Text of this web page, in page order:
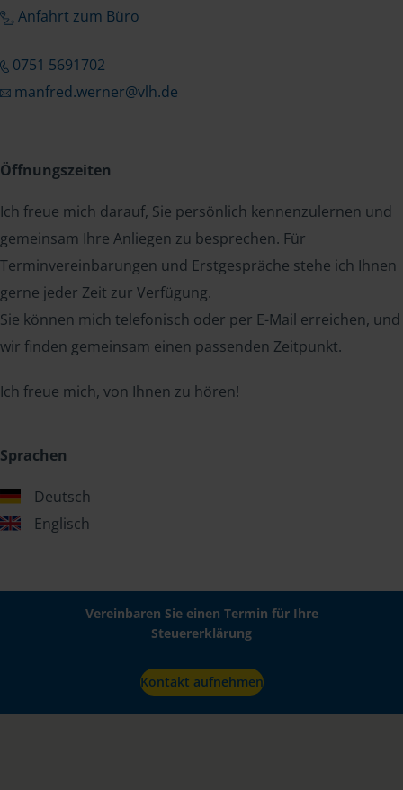
Anfahrt zum Büro
0751 5691702
manfred.werner@vlh.de
Öffnungszeiten
Ich freue mich darauf, Sie persönlich kennenzulernen und
gemeinsam Ihre Anliegen zu besprechen. Für
Terminvereinbarungen und Erstgespräche stehe ich Ihnen
gerne jeder Zeit zur Verfügung.
Sie können mich telefonisch oder per E-Mail erreichen, und
wir finden gemeinsam einen passenden Zeitpunkt.
Ich freue mich, von Ihnen zu hören!
Sprachen
Deutsch
Englisch
Vereinbaren Sie einen Termin für Ihre
Steuererklärung
Kontakt aufnehmen